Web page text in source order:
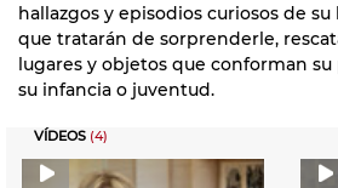
hallazgos y episodios curiosos de
que tratarán de sorprenderle,
lugares y objetos que conforman
su infancia o juventud.
VÍDEOS (4)